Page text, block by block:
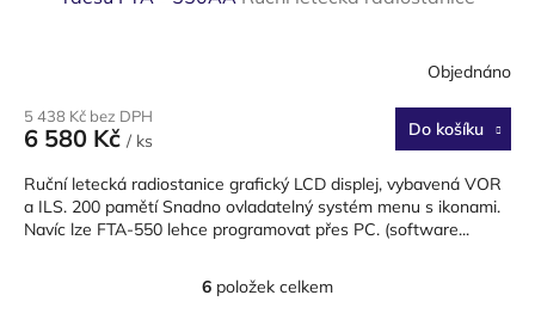
Objednáno
5 438 Kč bez DPH
6 580 Kč / ks
Do košíku
Ruční letecká radiostanice grafický LCD displej, vybavená VOR
a ILS. 200 pamětí Snadno ovladatelný systém menu s ikonami.
Navíc lze FTA-550 lehce programovat přes PC. (software...
O
6 položek celkem